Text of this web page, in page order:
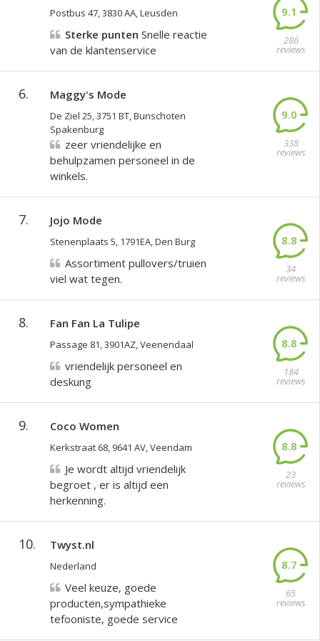
Postbus 47, 3830 AA, Leusden 9.1
286
reviews
Sterke punten Snelle reactie
van de klantenservice
6. Maggy's Mode
De Ziel 25, 3751 BT, Bunschoten
Spakenburg
9.0
338
reviews
zeer vriendelijke en
behulpzamen personeel in de
winkels.
7. Jojo Mode
Stenenplaats 5, 1791EA, Den Burg 8.8
34
reviews
Assortiment pullovers/truien
viel wat tegen.
8. Fan Fan La Tulipe
Passage 81, 3901AZ, Veenendaal 8.8
184
reviews
vriendelijk personeel en
deskung
9. Coco Women
Kerkstraat 68, 9641 AV, Veendam 8.8
23
reviews
Je wordt altijd vriendelijk
begroet , er is altijd een
herkenning.
10. Twyst.nl
Nederland 8.7
65
reviews
Veel keuze, goede
producten,sympathieke
tefooniste, goede service